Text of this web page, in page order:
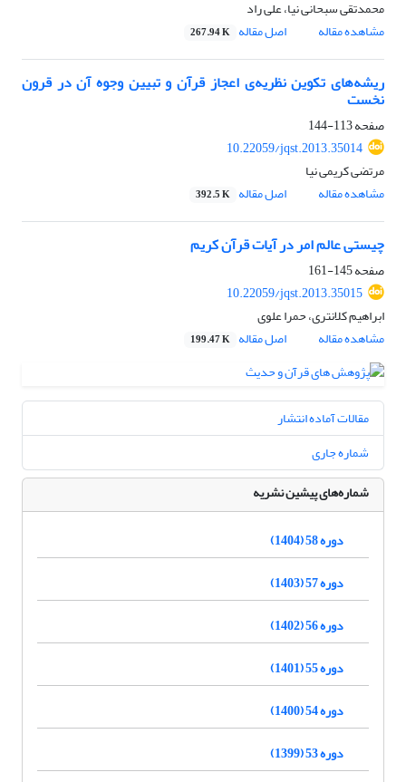
محمدتقی سبحانی نیا، علی راد
مشاهده مقاله
اصل مقاله 267.94 K
ریشه‌های تکوین نظریه‌ی اعجاز قرآن و تبیین وجوه آن در قرون
نخست
صفحه113-144
10.22059/jqst.2013.35014
مرتضی کریمی نیا
مشاهده مقاله
اصل مقاله 392.5 K
چیستی عالم امر در آیات قرآن کریم
صفحه145-161
10.22059/jqst.2013.35015
ابراهیم کلانتری، حمرا علوی
مشاهده مقاله
اصل مقاله 199.47 K
مقالات آماده انتشار
شماره جاری
شماره‌های پیشین نشریه
دوره 58 (1404)
دوره 57 (1403)
دوره 56 (1402)
دوره 55 (1401)
دوره 54 (1400)
دوره 53 (1399)